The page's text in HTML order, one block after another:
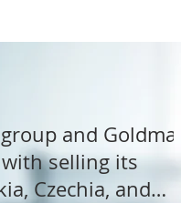
and Goldman
selling its
Czechia, and